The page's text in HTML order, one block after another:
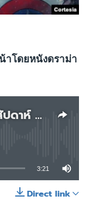
าโดยหนังดราม่า
5 อันดับภาพยนตร์ทำเงินประจำสัปดาห์ 5/4/15
3:21
Direct link